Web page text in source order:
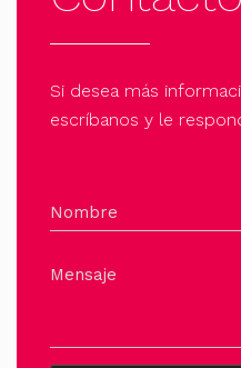
Si desea más
escríbanos y le
Nombre
Mensaje